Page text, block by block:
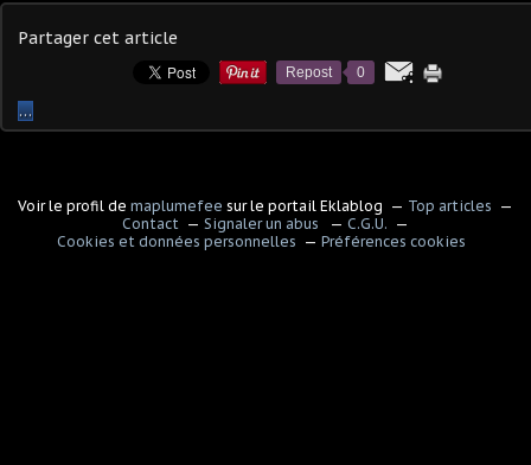
Partager cet article
Repost 0
…
Voir le profil de maplumefee sur le portail Eklablog
Top articles
Contact
Signaler un abus
C.G.U.
Cookies et données personnelles
Préférences cookies